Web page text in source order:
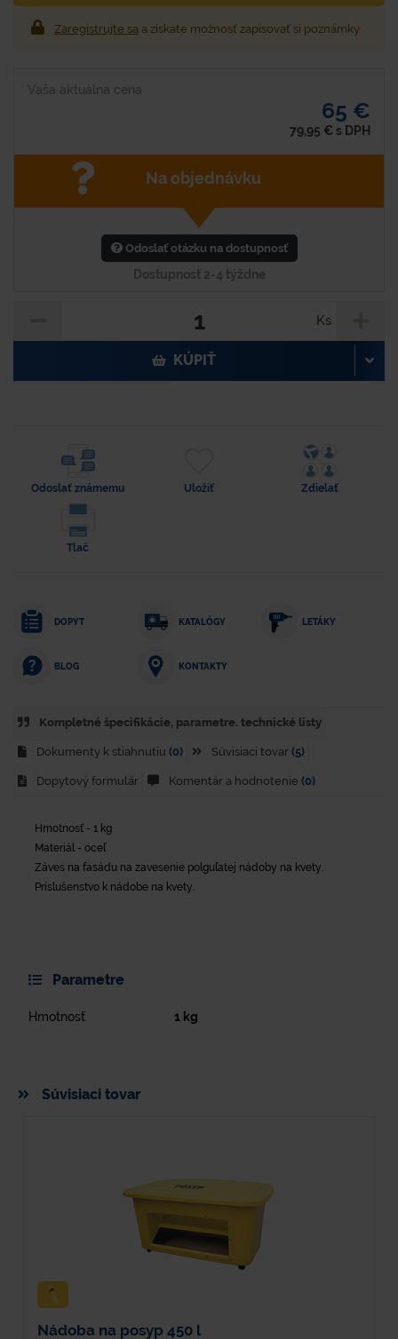
Zaregistrujte sa a získate možnosť zapisovať si poznámky
Vaša aktuálna cena
65 €
79,95 € s DPH
Na objednávku
Odoslať otázku na dostupnosť
Dostupnosť 2-4 týždne
Ks
KÚPIŤ
Odoslať známemu Uložiť Zdielať
Tlač
DOPYT KATALÓGY LETÁKY
BLOG KONTAKTY
Kompletné špecifikácie, parametre. technické listy
Dokumenty k stiahnutiu (0) Súvisiaci tovar (5)
Dopytový formulár Komentár a hodnotenie (0)
Hmotnosť - 1 kg
Materiál - oceľ
Záves na fasádu na zavesenie polguľatej nádoby na kvety.
Príslušenstvo k nádobe na kvety.
Parametre
Hmotnosť 1kg
Súvisiaci tovar
Nádoba na posyp 450 l